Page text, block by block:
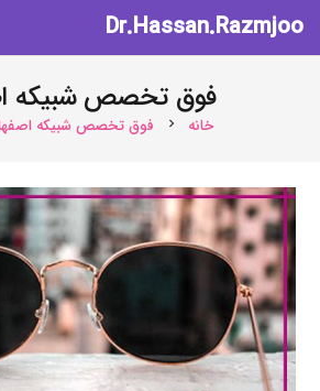
Dr.Hassan.Razmjoo
فوق تخصص شبیکه
خانه chevron_right فوق تخصص شبیکه